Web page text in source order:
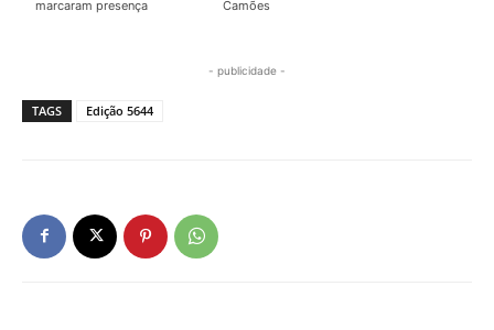
marcaram presença
Camões
- publicidade -
TAGS Edição 5644